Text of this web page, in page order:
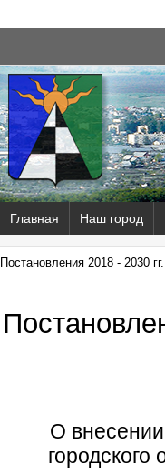
Главная Наш город
Постановления 2018 - 2030 гг.
О